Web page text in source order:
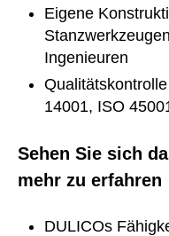
Eigene
Ingenieuren
14001, ISO
Sehen Sie sich
mehr zu erfahren
DULICOs